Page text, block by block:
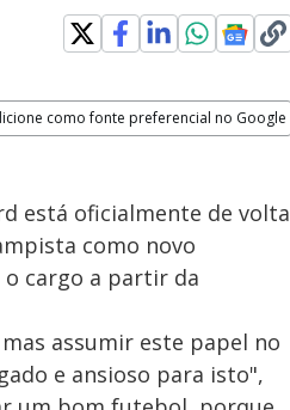
como fonte preferencial no Google
está oficialmente de volta
como novo
o cargo a partir da
assumir este papel no
e ansioso para isto",